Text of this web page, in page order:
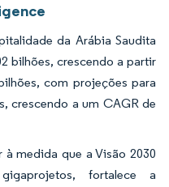
da Arábia Saudita
bilhões, crescendo a partir
com projeções para
crescendo a um CAGR de
medida que a Visão 2030
fortalece a